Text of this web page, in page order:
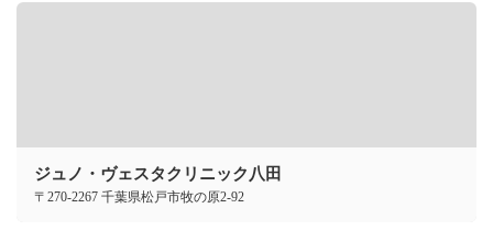
ジュノ・ヴェスタクリニック八田
〒270-2267 千葉県松戸市牧の原2-92